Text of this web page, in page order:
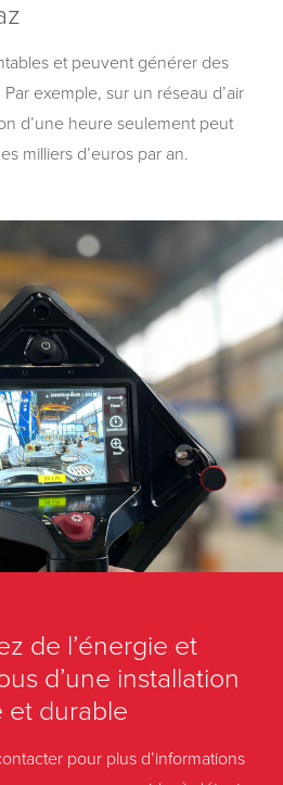
et peuvent générer des
exemple, sur un réseau d’air
d’une heure seulement peut
milliers d’euros par an.
de l’énergie et
d’une installation
et durable
pour plus d’informations